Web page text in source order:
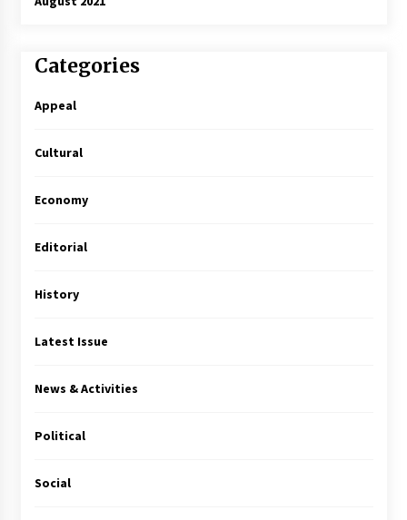
Categories
Appeal
Cultural
Economy
Editorial
History
Latest Issue
News & Activities
Political
Social